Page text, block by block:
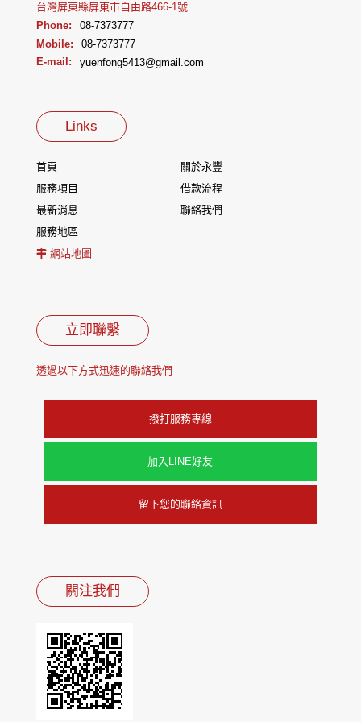
台灣屏東縣屏東市自由路466-1號
Phone:
08-7373777
Mobile:
08-7373777
E-mail:
yuenfong5413@gmail.com
Links
首頁
關於永豐
服務項目
借款流程
最新消息
聯絡我們
服務地區
網站地圖
立即聯繫
透過以下方式迅速的聯絡我們
撥打服務專線
加入LINE好友
留下您的聯絡資訊
關注我們